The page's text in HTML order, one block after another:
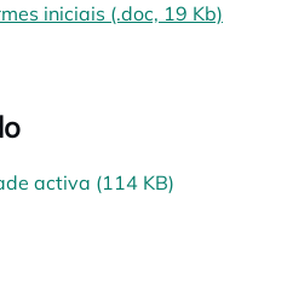
iniciais (.doc, 19 Kb)
activa (114 KB)